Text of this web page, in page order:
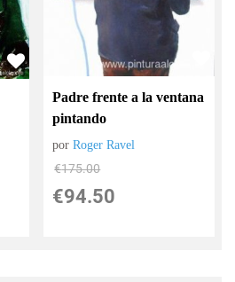
Padre frente a la ventana
pintando
porRoger Ravel
€175.00
€94.50